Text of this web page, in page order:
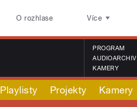
O rozhlase Více
PROGRAM
AUDIOARCHIV
KAMERY
Playlisty Projekty Kamery